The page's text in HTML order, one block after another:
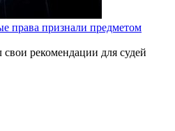
права признали предметом
рекомендации для судей